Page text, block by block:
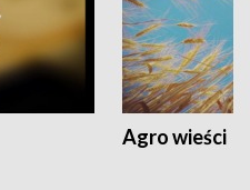
Agro wieści